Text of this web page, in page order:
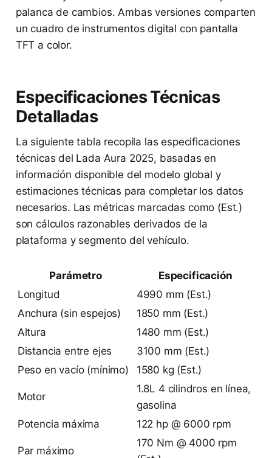
palanca de cambios. Ambas versiones comparten
un cuadro de instrumentos digital con pantalla
TFT a color.
Especificaciones Técnicas
Detalladas
La siguiente tabla recopila las especificaciones
técnicas del Lada Aura 2025, basadas en
información disponible del modelo global y
estimaciones técnicas para completar los datos
necesarios. Las métricas marcadas como (Est.)
son cálculos razonables derivados de la
plataforma y segmento del vehículo.
Parámetro
Especificación
Longitud
4990 mm (Est.)
Anchura (sin espejos)
1850 mm (Est.)
Altura
1480 mm (Est.)
Distancia entre ejes
3100 mm (Est.)
Peso en vacío (mínimo)
1580 kg (Est.)
Motor
1.8L 4 cilindros en línea,
gasolina
Potencia máxima
122 hp @ 6000 rpm
Par máximo
170 Nm @ 4000 rpm